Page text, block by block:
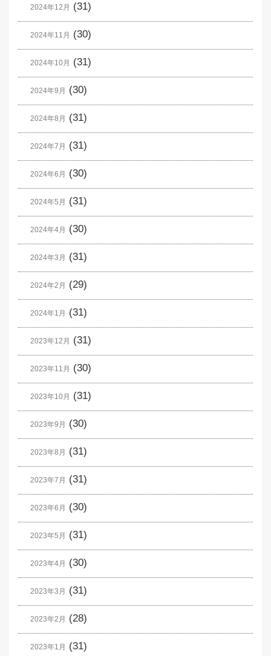
2024年12月 (31)
2024年11月 (30)
2024年10月 (31)
2024年9月 (30)
2024年8月 (31)
2024年7月 (31)
2024年6月 (30)
2024年5月 (31)
2024年4月 (30)
2024年3月 (31)
2024年2月 (29)
2024年1月 (31)
2023年12月 (31)
2023年11月 (30)
2023年10月 (31)
2023年9月 (30)
2023年8月 (31)
2023年7月 (31)
2023年6月 (30)
2023年5月 (31)
2023年4月 (30)
2023年3月 (31)
2023年2月 (28)
2023年1月 (31)